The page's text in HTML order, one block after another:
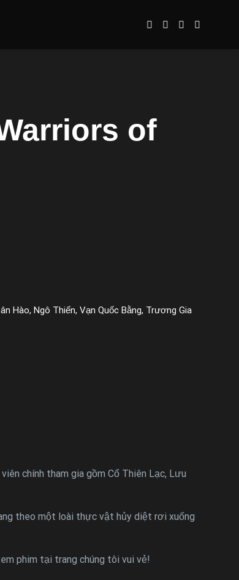
of
Hào, Ngô Thiến, Vạn Quốc Bằng, Trương Gia
chính tham gia gồm Cổ Thiên Lạc, Lưu
theo một loài thực vật hủy diệt rơi xuống
phim tại trang chúng tôi vui vẻ!